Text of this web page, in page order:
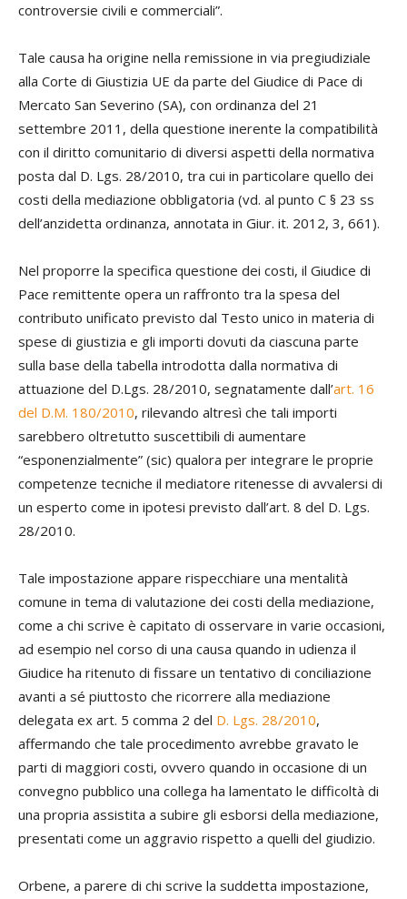
controversie civili e commerciali”.
Tale causa ha origine nella remissione in via pregiudiziale
alla Corte di Giustizia UE da parte del Giudice di Pace di
Mercato San Severino (SA), con ordinanza del 21
settembre 2011, della questione inerente la compatibilità
con il diritto comunitario di diversi aspetti della normativa
posta dal D. Lgs. 28/2010, tra cui in particolare quello dei
costi della mediazione obbligatoria (vd. al punto C § 23 ss
dell’anzidetta ordinanza, annotata in Giur. it. 2012, 3, 661).
Nel proporre la specifica questione dei costi, il Giudice di
Pace remittente opera un raffronto tra la spesa del
contributo unificato previsto dal Testo unico in materia di
spese di giustizia e gli importi dovuti da ciascuna parte
sulla base della tabella introdotta dalla normativa di
attuazione del D.Lgs. 28/2010, segnatamente dall’art. 16
del D.M. 180/2010, rilevando altresì che tali importi
sarebbero oltretutto suscettibili di aumentare
“esponenzialmente” (sic) qualora per integrare le proprie
competenze tecniche il mediatore ritenesse di avvalersi di
un esperto come in ipotesi previsto dall’art. 8 del D. Lgs.
28/2010.
Tale impostazione appare rispecchiare una mentalità
comune in tema di valutazione dei costi della mediazione,
come a chi scrive è capitato di osservare in varie occasioni,
ad esempio nel corso di una causa quando in udienza il
Giudice ha ritenuto di fissare un tentativo di conciliazione
avanti a sé piuttosto che ricorrere alla mediazione
delegata ex art. 5 comma 2 del D. Lgs. 28/2010,
affermando che tale procedimento avrebbe gravato le
parti di maggiori costi, ovvero quando in occasione di un
convegno pubblico una collega ha lamentato le difficoltà di
una propria assistita a subire gli esborsi della mediazione,
presentati come un aggravio rispetto a quelli del giudizio.
Orbene, a parere di chi scrive la suddetta impostazione,